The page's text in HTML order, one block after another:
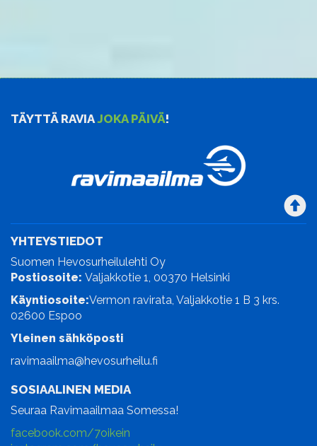
TÄYTTÄ RAVIAJOKA PÄIVÄ!
YHTEYSTIEDOT
Suomen Hevosurheilulehti Oy
Postiosoite: Valjakkotie 1, 00370 Helsinki
Käyntiosoite:Vermon ravirata, Valjakkotie 1 B 3 krs.
02600 Espoo
Yleinen sähköposti
ravimaailma@hevosurheilu.fi
SOSIAALINEN MEDIA
Seuraa Ravimaailmaa Somessa!
facebook.com/7oikein